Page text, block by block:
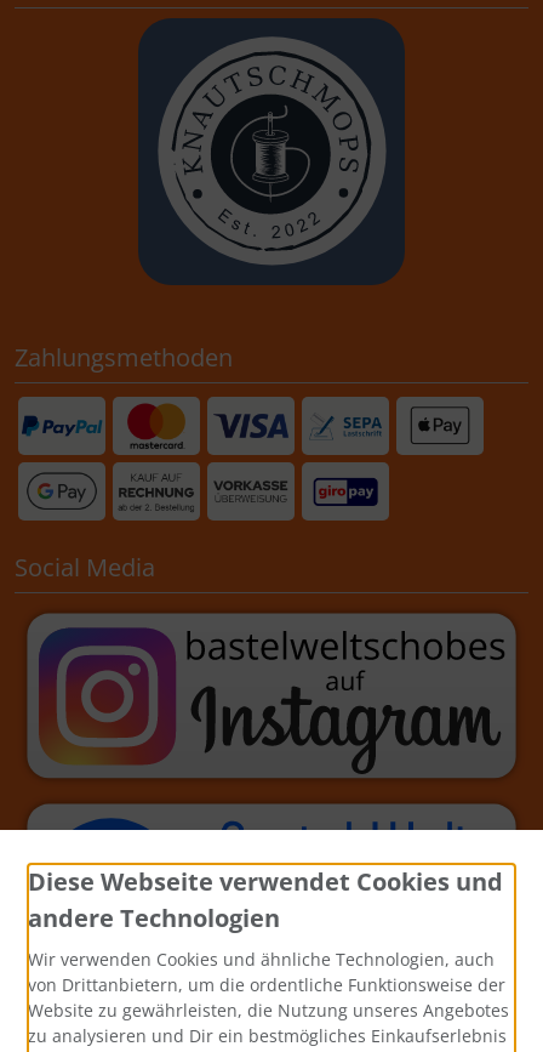
Zahlungsmethoden
Social Media
Diese Webseite verwendet Cookies und
andere Technologien
Wir verwenden Cookies und ähnliche Technologien, auch
von Drittanbietern, um die ordentliche Funktionsweise der
Website zu gewährleisten, die Nutzung unseres Angebotes
zu analysieren und Dir ein bestmögliches Einkaufserlebnis